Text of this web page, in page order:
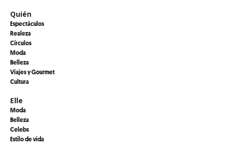
Quién
Espectáculos
Realeza
Círculos
Moda
Belleza
Viajes y Gourmet
Cultura
Elle
Moda
Belleza
Celebs
Estilo de vida